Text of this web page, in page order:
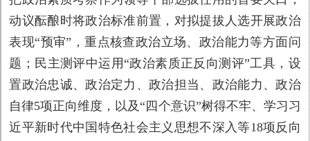
动议酝酿时将政治标准前置，对拟提拔人选开展政治
表现“预审”，重点核查政治立场、政治能力等方面问
题；民主测评中运用“政治素质正反向测评”工具，设
置政治忠诚、政治定力、政治担当、政治能力、政治
自律5项正向维度，以及“四个意识”树得不牢、学习习
近平新时代中国特色社会主义思想不深入等18项反向